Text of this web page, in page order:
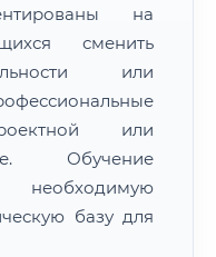
на
сменить
или
или
Обучение
базу для